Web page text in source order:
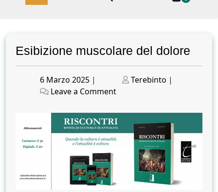
Esibizione muscolare del dolore
Posted
on
6 Marzo 2025 |
Posted
Terebinto |
Leave a Commenton
muscolare
del
dolore